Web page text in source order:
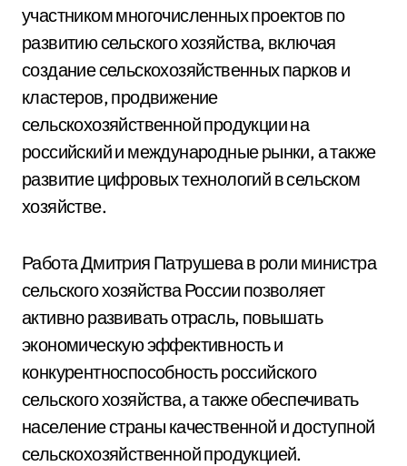
участником многочисленных проектов по
развитию сельского хозяйства, включая
создание сельскохозяйственных парков и
кластеров, продвижение
сельскохозяйственной продукции на
российский и международные рынки, а также
развитие цифровых технологий в сельском
хозяйстве.
Работа Дмитрия Патрушева в роли министра
сельского хозяйства России позволяет
активно развивать отрасль, повышать
экономическую эффективность и
конкурентноспособность российского
сельского хозяйства, а также обеспечивать
население страны качественной и доступной
сельскохозяйственной продукцией.